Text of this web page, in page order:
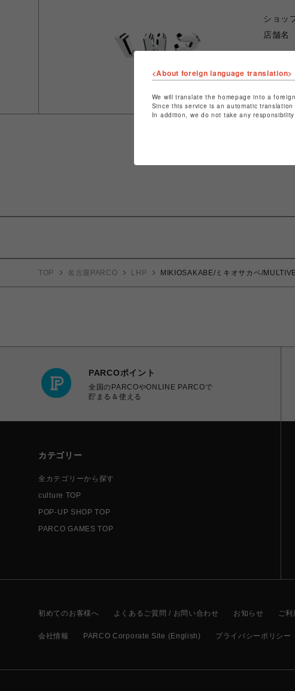
ショッ
店舗名
ショッ
TOP 名古屋PARCO LHP MIKIOSAKABE/ミキオサカベ/
PARCOポイント
全国のPARCOやONLINE PARCOで
貯まる＆使える
カテゴリー
全カテゴリーから探す
culture TOP
POP-UP SHOP TOP
PARCO GAMES TOP
初めてのお客様へ よくあるご質問 / お問い合わせ お知らせ ご利
会社情報 PARCO Corporate Site (English) プライバシーポリシー
<About foreign language translation>
We will translate the homepage into a
Since this service is an automatic
In addition, we do not take any